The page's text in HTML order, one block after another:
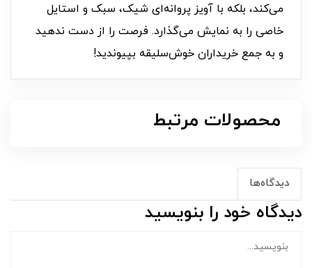
می‌کند، بلکه با آویز پروانه‌ای شیک، سبک و استایل
خاصی را به نمایش می‌گذارد. فرصت را از دست ندهید
و به جمع خریداران خوش‌سلیقه بپیوندید!
محصولات مرتبط
دیدگاه‌ها
دیدگاه خود را بنویسید